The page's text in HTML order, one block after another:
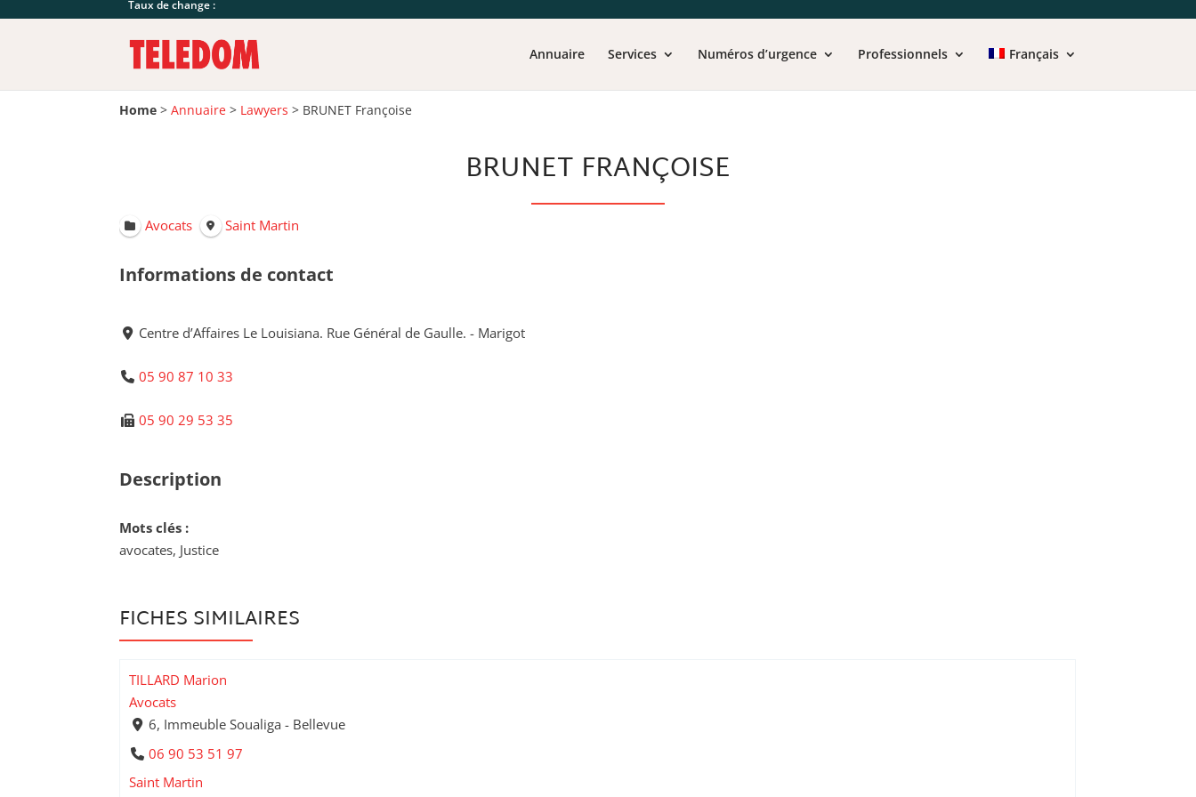
Taux de change :
Annuaire Services Numéros d’urgence Professionnels Français
Home >Annuaire > Lawyers > BRUNET Françoise
BRUNET FRANÇOISE
Avocats Saint Martin
Informations de contact
Centre d’Affaires Le Louisiana. Rue Général de Gaulle. - Marigot
05 90 87 10 33
05 90 29 53 35
Description
Mots clés :
avocates, Justice
FICHES SIMILAIRES
TILLARD Marion
Avocats
6, Immeuble Soualiga - Bellevue
06 90 53 51 97
Saint Martin